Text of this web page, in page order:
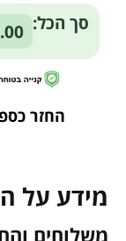
Alternative:
סך הכל:
החזר
מידע על